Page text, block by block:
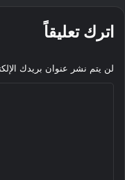
اترك تعليقاً
لن يتم نشر عنوان بريدك